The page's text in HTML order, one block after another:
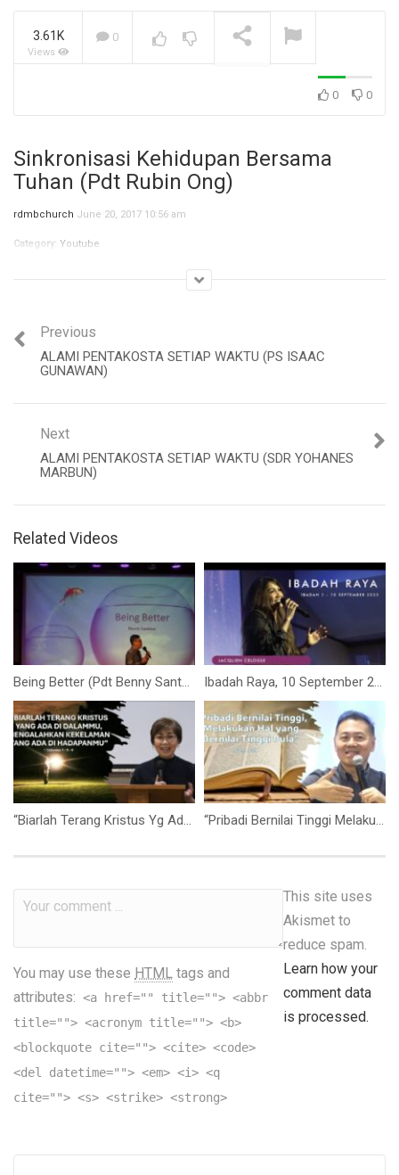
Jangan Biarkan Masa Lalu,
Depanmu! (Ibu Siane)
3.61K
Views
0
0 0
Sinkronisasi Kehidupan Bersama
Tuhan (Pdt Rubin Ong)
rdmbchurch June 20, 2017 10:56 am
Category: Youtube
Previous
ALAMI PENTAKOSTA SETIAP WAKTU (PS ISAAC
GUNAWAN)
Next
ALAMI PENTAKOSTA SETIAP WAKTU (SDR YOHANES
MARBUN)
Related Videos
Being Better (Pdt Benny Santoso) Ibadah Raya, 10 September 2023 (Jacqlien Celosse) – Ibadah 1
“Biarlah Terang Kristus Yg Ada Didalammu, Mengalahkan Kekekelaman Yg Ada Dihadapanmu” (Ibu Mutiara) “Pribadi Bernilai Tinggi Melakukan Hal yang Bernilai Tinggi Pula” (Ps. Isaac Gunawan)
You may use these HTML tags and
attributes: <a href="" title=""> <abbr
title=""> <acronym title=""> <b>
<blockquote cite=""> <cite> <code>
<del datetime=""> <em> <i> <q
cite=""> <s> <strike> <strong>
This site uses
Akismet to
reduce spam.
Learn how your
comment data
is processed.